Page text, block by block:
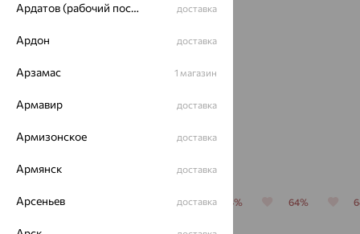
Серьги,
аметист
9 619₽
70% 64% 64% 64%
Ардатов (рабочий поселок) доставка
Ардон доставка
Арзамас 1 магазин
Армавир доставка
Армизонское доставка
Армянск доставка
Арсеньев доставка